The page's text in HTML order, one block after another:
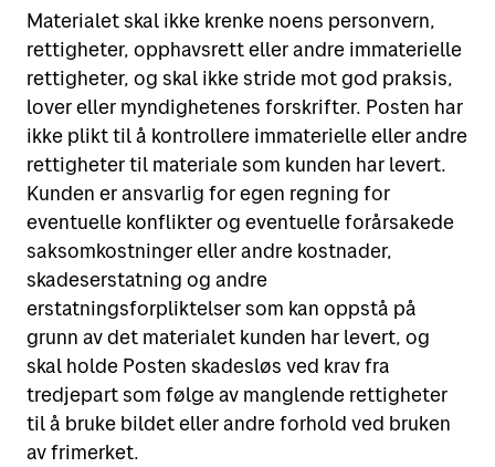
Materialet skal ikke krenke noens personvern,
rettigheter, opphavsrett eller andre immaterielle
rettigheter, og skal ikke stride mot god praksis,
lover eller myndighetenes forskrifter. Posten har
ikke plikt til å kontrollere immaterielle eller andre
rettigheter til materiale som kunden har levert.
Kunden er ansvarlig for egen regning for
eventuelle konflikter og eventuelle forårsakede
saksomkostninger eller andre kostnader,
skadeserstatning og andre
erstatningsforpliktelser som kan oppstå på
grunn av det materialet kunden har levert, og
skal holde Posten skadesløs ved krav fra
tredjepart som følge av manglende rettigheter
til å bruke bildet eller andre forhold ved bruken
av frimerket.